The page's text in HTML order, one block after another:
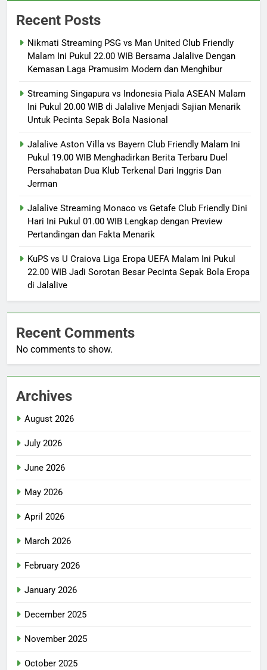
Recent Posts
Nikmati Streaming PSG vs Man United Club Friendly
Malam Ini Pukul 22.00 WIB Bersama Jalalive Dengan
Kemasan Laga Pramusim Modern dan Menghibur
Streaming Singapura vs Indonesia Piala ASEAN Malam
Ini Pukul 20.00 WIB di Jalalive Menjadi Sajian Menarik
Untuk Pecinta Sepak Bola Nasional
Jalalive Aston Villa vs Bayern Club Friendly Malam Ini
Pukul 19.00 WIB Menghadirkan Berita Terbaru Duel
Persahabatan Dua Klub Terkenal Dari Inggris Dan
Jerman
Jalalive Streaming Monaco vs Getafe Club Friendly Dini
Hari Ini Pukul 01.00 WIB Lengkap dengan Preview
Pertandingan dan Fakta Menarik
KuPS vs U Craiova Liga Eropa UEFA Malam Ini Pukul
22.00 WIB Jadi Sorotan Besar Pecinta Sepak Bola Eropa
di Jalalive
Recent Comments
No comments to show.
Archives
August 2026
July 2026
June 2026
May 2026
April 2026
March 2026
February 2026
January 2026
December 2025
November 2025
October 2025